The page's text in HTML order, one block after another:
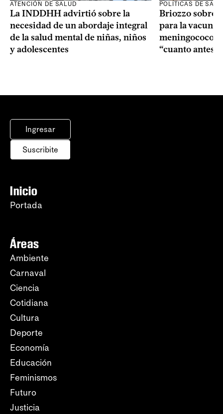
ATENCIÓN DE SALUD
La INDDHH advirtió sobre la
necesidad de un abordaje integral
de la salud mental de niñas, niños
y adolescentes
POLÍTICAS DE
Briozzo sobre
para la vacuna
meningococo:
“cuanto antes
Ingresar
Suscribite
Inicio
Portada
Áreas
Ambiente
Carnaval
Ciencia
Cotidiana
Cultura
Deporte
Economía
Educación
Feminismos
Futuro
Justicia